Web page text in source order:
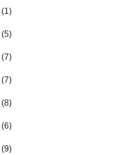
(1)
(5)
(7)
(7)
(8)
(6)
(9)